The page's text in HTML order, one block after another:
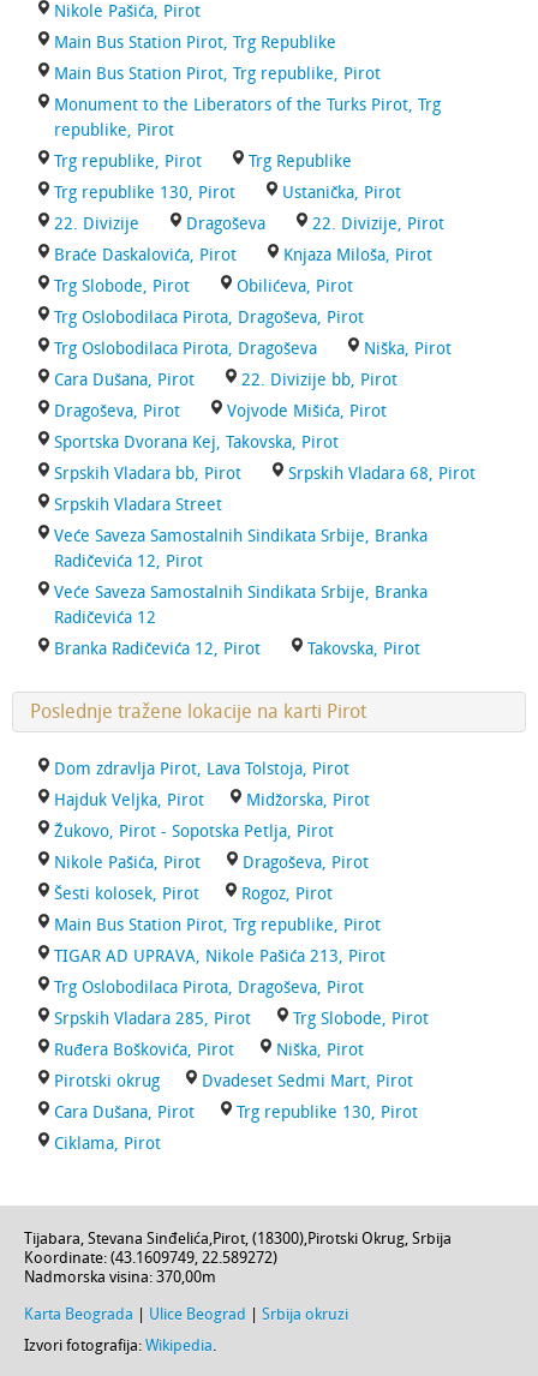
Nikole Pašića, Pirot
Main Bus Station Pirot, Trg Republike
Main Bus Station Pirot, Trg republike, Pirot
Monument to the Liberators of the Turks Pirot, Trg
republike, Pirot
Trg republike, Pirot
Trg Republike
Trg republike 130, Pirot
Ustanička, Pirot
22. Divizije
Dragoševa
22. Divizije, Pirot
Braće Daskalovića, Pirot
Knjaza Miloša, Pirot
Trg Slobode, Pirot
Obilićeva, Pirot
Trg Oslobodilaca Pirota, Dragoševa, Pirot
Trg Oslobodilaca Pirota, Dragoševa
Niška, Pirot
Cara Dušana, Pirot
22. Divizije bb, Pirot
Dragoševa, Pirot
Vojvode Mišića, Pirot
Sportska Dvorana Kej, Takovska, Pirot
Srpskih Vladara bb, Pirot
Srpskih Vladara 68, Pirot
Srpskih Vladara Street
Veće Saveza Samostalnih Sindikata Srbije, Branka
Radičevića 12, Pirot
Veće Saveza Samostalnih Sindikata Srbije, Branka
Radičevića 12
Branka Radičevića 12, Pirot
Takovska, Pirot
Poslednje tražene lokacije na karti Pirot
Dom zdravlja Pirot, Lava Tolstoja, Pirot
Hajduk Veljka, Pirot
Midžorska, Pirot
Žukovo, Pirot - Sopotska Petlja, Pirot
Nikole Pašića, Pirot
Dragoševa, Pirot
Šesti kolosek, Pirot
Rogoz, Pirot
Main Bus Station Pirot, Trg republike, Pirot
TIGAR AD UPRAVA, Nikole Pašića 213, Pirot
Trg Oslobodilaca Pirota, Dragoševa, Pirot
Srpskih Vladara 285, Pirot
Trg Slobode, Pirot
Ruđera Boškovića, Pirot
Niška, Pirot
Pirotski okrug
Dvadeset Sedmi Mart, Pirot
Cara Dušana, Pirot
Trg republike 130, Pirot
Ciklama, Pirot
Tijabara, Stevana Sinđelića,Pirot, (18300),Pirotski Okrug, Srbija
Koordinate: (43.1609749, 22.589272)
Nadmorska visina: 370,00m
Karta Beograda Ulice Beograd
Srbija okruzi
Izvori fotografija: Wikipedia.